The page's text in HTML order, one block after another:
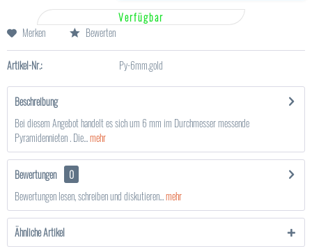
Verfügbar
Merken
Bewerten
Artikel-Nr.: Py-6mm.gold
Beschreibung
Bei diesem Angebot handelt es sich um 6 mm im Durchmesser messende
Pyramidennieten . Die...mehr
Bewertungen
0
Bewertungen lesen, schreiben und diskutieren...mehr
Ähnliche Artikel